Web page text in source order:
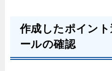
作成したポイン
ールの確認